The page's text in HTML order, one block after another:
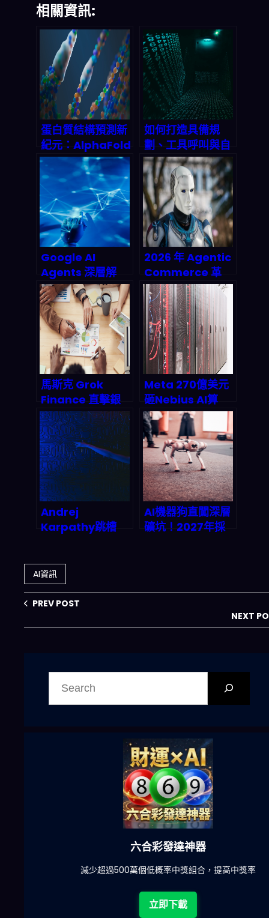
相關資訊:
蛋白質結構預測新
紀元：AlphaFold
3 如何顛覆藥物研
發規則
如何打造具備規
劃、工具呼叫與自
我批判能力的進階
Agentic AI 系
統？2026 終極實
戰指南
Google AI
Agents 深層解
析：從搜尋框到萬
用助手的產業巨
變，2026年智能
代理市場誰能為
王？
2026 年 Agentic
Commerce 革
命：AI 自主商務如
何改寫 B2B/B2C
遊戲規則？
馬斯克 Grok
Finance 直擊銀
行貸款業！AI語言
模型結合強化學
習，如何在2027
年重塑金融風險模
型與自動交易？
Meta 270億美元
砸Nebius AI算
力！Nvidia Vera
Rubin 2027首批
部署啟動，誰將主
宰AI基礎建設霸
權？
Andrej
Karpathy跳槽
腦，矽谷人才爭奪
戰殺出一條血路
AI機器狗直闖深層
礦坑！2027年採
AI資訊
PREV POST
NEXT
六合彩發達神器
減少超過500萬個低概率中獎組合，提高中獎率
立即下載